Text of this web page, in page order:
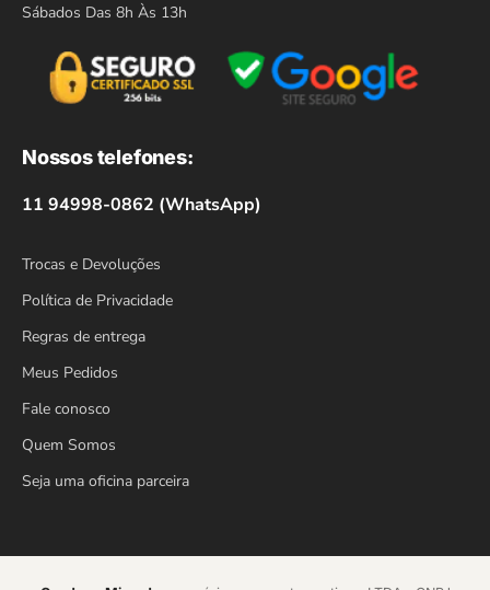
Sábados Das 8h Às 13h
Nossos telefones:
11 94998-0862 (WhatsApp)
Trocas e Devoluções
Política de Privacidade
Regras de entrega
Meus Pedidos
Fale conosco
Quem Somos
Seja uma oficina parceira